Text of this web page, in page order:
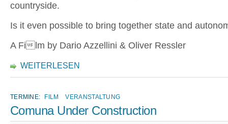
countryside.
Is it even possible to bring together state and
A Film by Dario Azzellini & Oliver Ressler
WEITERLESEN
TERMINE: FILM VERANSTALTUNG
Comuna Under Construction